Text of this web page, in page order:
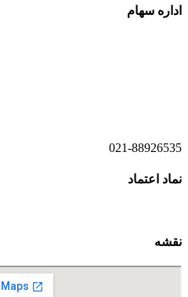
اداره سهام
021-88926535
نماد اعتماد
نقشه